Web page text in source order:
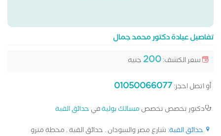
تفاصيل عيادة دكتور محمد جمال
سعر الكشف:200جنيه
أو اتصل احجز:01050066077
دكتور تخصص تخصص مسالك بوليةفي حدائق القبة
حدائق القبة: شارع مصر والسودان . حدائق القبة . محطة مترو